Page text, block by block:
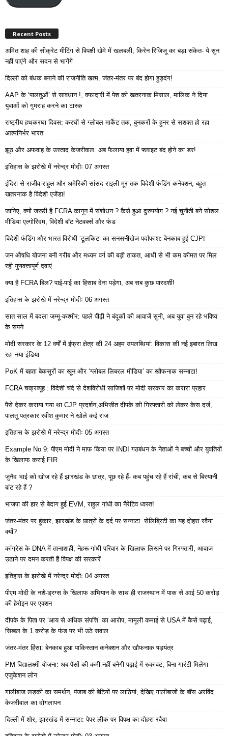
Recent Posts
अमित शाह की सीक्रेट मीटिंग से विपक्षी खेमे में खलबली, किरेन रिजिजू का बड़ा संकेत- ये सुन
नहीं पाएंगे और सदन से भागेंगे
दिल्ली को बंधक बनाने की राजनीति खत्म: जंतर-मंतर पर बंद होगा हुड़दंग!
AAP के ‘पालतुओं’ से सावधान !, वफादारी में पेश की खतरनाक मिसाल, मालिक ने दिया
युवाओं को गुमराह करने का टास्क
राष्ट्रीय हथकरघा दिवस: करघों से ग्लोबल मार्केट तक, बुनकरों के हुनर से सशक्त हो रहा
आत्मनिर्भर भारत
झूठ और अफवाह के उस्ताद केजरीवाल: अब फैलाया हवा में फ्लाइट बंद होने का डर!
इतिहास के झरोखे में नरेन्द्र मोदीः 07 अगस्त
इंदिरा से राजीव-राहुल और अमेरिकी सांसद राइली मूर तक विदेशी फंडिंग कनेक्शन, बहुत
खतरनाक है विदेशी एजेंडा!
जानिए, क्यों जरूरी है FCRA कानून में संशोधन ? कैसे हुआ दुरुपयोग ? नई चुनौती बने सोशल
मीडिया एल्गोरिदम, विदेशी बॉट नेटवर्क्स और फंड
विदेशी फंडिंग और भारत विरोधी ‘टूलकिट’ का सनसनीखेज पर्दाफाश: बेनकाब हुई CJP!
जन औषधि योजना बनी गरीब और मध्यम वर्ग की बड़ी ताकत, आधी से भी कम कीमत पर मिल
रही गुणवत्तापूर्ण दवाएं
क्या है FCRA बिल? पाई-पाई का हिसाब देना पड़ेगा, अब सब कुछ पारदर्शी!
इतिहास के झरोखे में नरेन्द्र मोदीः 06 अगस्त
सात साल में बदला जम्मू-कश्मीर: पहले पीढ़ी ने बंदूकों की आवाजें सुनी, अब युवा बुन रहे भविष्य
के सपने
मोदी सरकार के 12 वर्षों में इंफ्रा क्षेत्र की 24 अहम उपलब्धियां: विकास की नई इबारत लिख
रहा नया इंडिया
PoK में बहता बेकसूरों का खून और ‘ग्लोबल लिबरल मीडिया’ का खौफनाक सन्नाटा!
FCRA चक्रव्यूह : विदेशी चंदे से देशविरोधी साजिशों पर मोदी सरकार का करारा प्रहार
पैसे देकर कराया गया था CJP प्रदर्शन,अभिजीत दीपके की गिरफ्तारी को लेकर केस दर्ज,
पालतू पत्रकार रवीश कुमार ने खोले कई राज
इतिहास के झरोखे में नरेन्द्र मोदीः 05 अगस्त
Example No 9: पीएम मोदी ने माफ किया पर INDI गठबंधन के नेताओं ने बच्चों और युवतियों
के खिलाफ कराई FIR
जुनैद भाई को खोज रहे हैं झारखंड के छात्र, पूछ रहे हैं- कब पहुंच रहे हैं रांची, कब से बिरयानी
बांट रहे हैं ?
भाजपा की हार से बेदाग हुई EVM, राहुल गांधी का नैरेटिव ध्वस्त!
जंतर-मंतर पर हुंकार, झारखंड के छात्रों के दर्द पर सन्नाटा: सेलिब्रिटी का यह दोहरा रवैया
क्यों?
कांग्रेस के DNA में तानाशाही, नेहरू-गांधी परिवार के खिलाफ लिखने पर गिरफ्तारी, आवाज
उठाने पर दमन करती हैं विपक्ष की सरकारें
इतिहास के झरोखे में नरेन्द्र मोदीः 04 अगस्त
पीएम मोदी के नशे-ड्रग्स के खिलाफ अभियान के साथ ही राजस्थान में पाक से आई 50 करोड़
की हेरोइन पर एक्शन
दीपके के पिता पर ‘आय से अधिक संपत्ति’ का आरोप, मामूली कमाई से USA में कैसे पढ़ाई,
सिब्बल के 1 करोड़ के फंड पर भी उठे सवाल
जंतर-मंतर हिंसा: बेनकाब हुआ पाकिस्तान कनेक्शन और खौफनाक षड्यंत्र
PM विद्यालक्ष्मी योजना: अब पैसों की कमी नहीं बनेगी पढ़ाई में रुकावट, बिना गारंटी मिलेगा
एजुकेशन लोन
गालीबाज लड़की का समर्थन, पंजाब की बेटियों पर लाठियां, देखिए गालीबाजों के बॉस अरविंद
केजरीवाल का दोगलापन
दिल्ली में शोर, झारखंड में सन्नाटा: पेपर लीक पर विपक्ष का दोहरा रवैया